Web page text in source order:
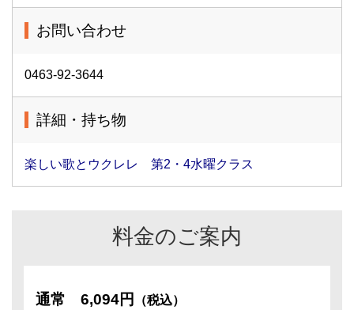
お問い合わせ
0463-92-3644
詳細・持ち物
楽しい歌とウクレレ 第2・4水曜クラス
料金のご案内
通常 6,094円 （税込）